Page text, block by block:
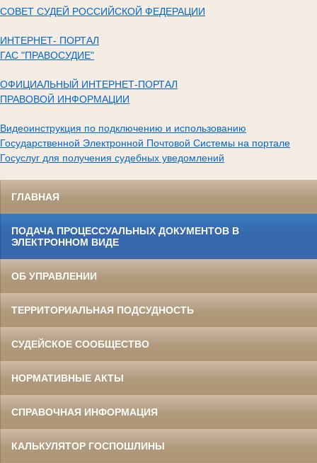
СОВЕТ СУДЕЙ РОССИЙСКОЙ ФЕДЕРАЦИИ
ИНТЕРНЕТ- ПОРТАЛ
ГАС "ПРАВОСУДИЕ"
ОФИЦИАЛЬНЫЙ ИНТЕРНЕТ-ПОРТАЛ
ПРАВОВОЙ ИНФОРМАЦИИ
Видеоинструкция по подключению и использованию
Государственной Электронной Почтовой Системы на портале
Госуслуг для получения судебных уведомлений
ГЛАВНАЯ
ПОДАЧА ПРОЦЕССУАЛЬНЫХ ДОКУМЕНТОВ В
ЭЛЕКТРОННОМ ВИДЕ
ОБ УПРАВЛЕНИИ
ТЕРРИТОРИАЛЬНАЯ ПОДСУДНОСТЬ
СУДЕЙСКОЕ СООБЩЕСТВО
НОРМАТИВНЫЕ АКТЫ
СПРАВОЧНАЯ ИНФОРМАЦИЯ
КАЛЬКУЛЯТОР ГОСПОШЛИНЫ